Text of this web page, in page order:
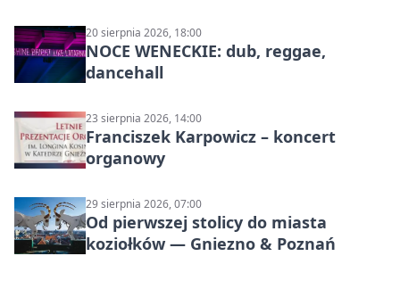
20 sierpnia 2026, 18:00
NOCE WENECKIE: dub, reggae,
dancehall
23 sierpnia 2026, 14:00
Franciszek Karpowicz – koncert
organowy
29 sierpnia 2026, 07:00
Od pierwszej stolicy do miasta
koziołków — Gniezno & Poznań